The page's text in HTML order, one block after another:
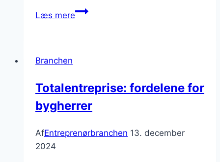
Læs mereTotalentreprise
kontakt
Branchen
Totalentreprise: fordelene for
bygherrer
AfEntreprenørbranchen 13. december
2024